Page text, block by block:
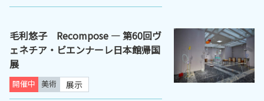
毛利悠子 Recompose ― 第60回ヴ
ェネチア・ビエンナーレ日本館帰国
展
開催中 美術 展示